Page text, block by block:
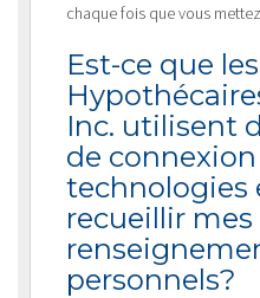
chaque fois que vous
Est-ce que
Inc. utilisent
de connexion
technologies
recueillir mes
personnels?